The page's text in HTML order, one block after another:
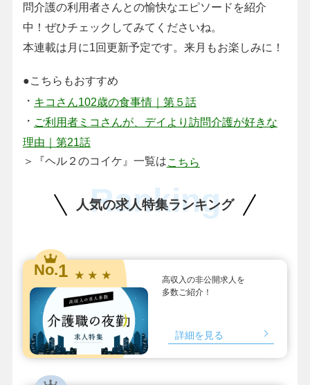
問介護の利用者さんとの愉快なエピソードを紹介
中！ぜひチェックしてみてくださいね。
本連載は月に1回更新予定です。来月もお楽しみに！
●こちらもおすすめ
・ キコさん102歳の食事情｜第５話
・ ご利用者ミコさんが、デイより訪問介護が好きな
理由｜第21話
＞『ヘル２のコイケ』一覧はこちら
人気の求人特集ランキング
Ranking
No.1 ★ ★ ★
高収入の非公開求人を
多数ご紹介！
詳細を見る